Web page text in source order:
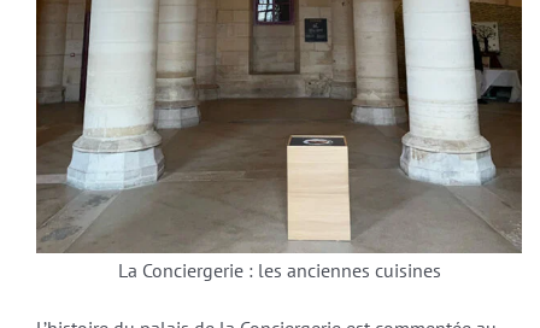
La Conciergerie : les anciennes cuisines